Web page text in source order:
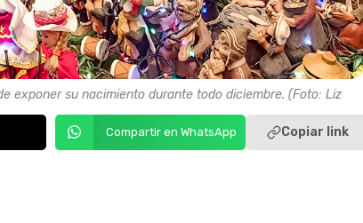
exponer su nacimiento durante todo diciembre. (Foto: Liz
Compartir en WhatsApp Copiar link